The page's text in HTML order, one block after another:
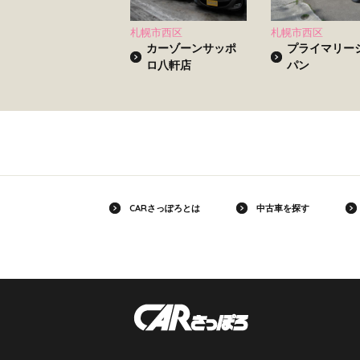
札幌市西区
カーゾーンサッポ
ロ八軒店
札幌市西区
プライマリー
パン
CARさっぽろとは 中古車を探す